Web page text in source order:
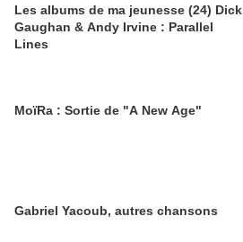
Les albums de ma jeunesse (24) Dick
Gaughan & Andy Irvine : Parallel
Lines
MoïRa : Sortie de "A New Age"
Gabriel Yacoub, autres chansons